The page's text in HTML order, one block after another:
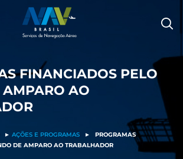
FINANCIADOS PELO
AO
► AÇÕES E PROGRAMAS ►
PROGRAMAS
DE AMPARO AO TRABALHADOR